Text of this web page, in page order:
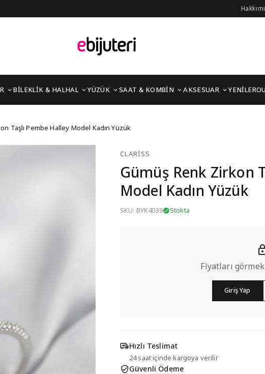
BİLEKLİK & HALHAL YÜZÜK SAAT & KOMBİN AKSESUAR YENİLER
Pembe Halley Model
Taşlı Pembe Halley Model Kadın Yüzük
CLARISS
Gümüş Renk Zirkon
Model Kadın Yüzük
SKU: BYK4039 Stokta
Fiyatları
Giriş Yap
Hızlı Teslimat
24 saat içinde kargoya verilir
Güvenli Ödeme